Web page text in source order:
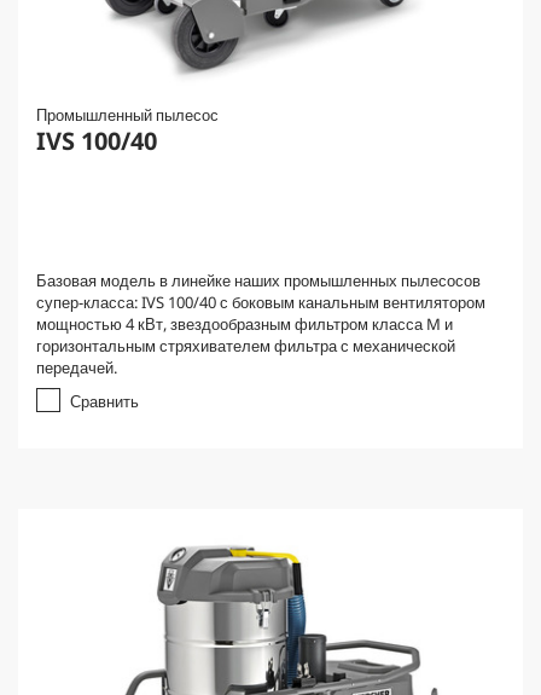
Промышленный пылесос
IVS 100/40
Базовая модель в линейке наших промышленных пылесосов
супер-класса: IVS 100/40 с боковым канальным вентилятором
мощностью 4 кВт, звездообразным фильтром класса M и
горизонтальным стряхивателем фильтра с механической
передачей.
Сравнить